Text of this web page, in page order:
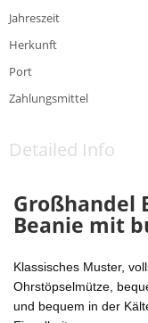
Jahreszeit
Herkunft
Port
Zahlungsmittel
Detailed Info
Großhandel
Beanie mit
Klassisches Muster,
Ohrstöpselmütze,
und bequem in der